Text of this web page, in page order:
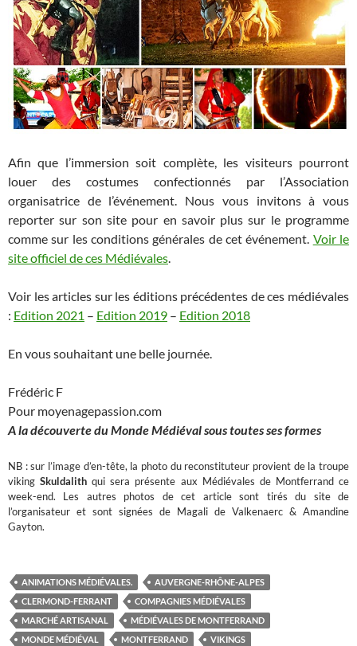
Afin que l’immersion soit complète, les visiteurs pourront
louer des costumes confectionnés par l’Association
organisatrice de l’événement. Nous vous invitons à vous
reporter sur son site pour en savoir plus sur le programme
comme sur les conditions générales de cet événement. Voir le
site officiel de ces Médiévales.
Voir les articles sur les éditions précédentes de ces médiévales
: Edition 2021 – Edition 2019 – Edition 2018
En vous souhaitant une belle journée.
Frédéric F
Pour moyenagepassion.com
A la découverte du Monde Médiéval sous toutes ses formes
NB : sur l’image d’en-tête, la photo du reconstituteur provient de la troupe
vikingSkuldalith qui sera présente aux Médiévales de Montferrand ce
week-end. Les autres photos de cet article sont tirés du site de
l’organisateur et sont signées de Magali de Valkenaerc & Amandine
Gayton.
ANIMATIONS MÉDIÉVALES.
AUVERGNE-RHÔNE-ALPES
CLERMOND-FERRANT
COMPAGNIES MÉDIÉVALES
MARCHÉ ARTISANAL
MÉDIÉVALES DE MONTFERRAND
MONDE MÉDIÉVAL
MONTFERRAND VIKINGS